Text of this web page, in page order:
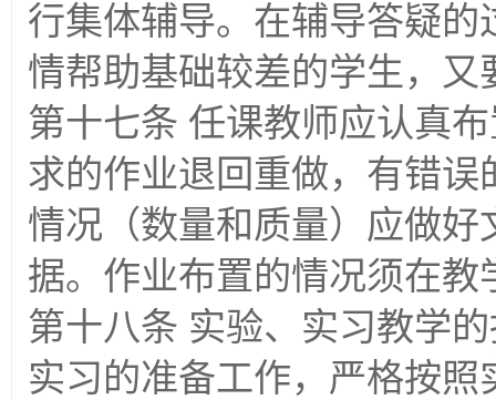
行集体辅导。在辅导答疑
情帮助基础较差的学生，
第十七条 任课教师应认真
求的作业退回重做，有错
情况（数量和质量）应做
据。作业布置的情况须在教
第十八条 实验、实习教学
实习的准备工作，严格按